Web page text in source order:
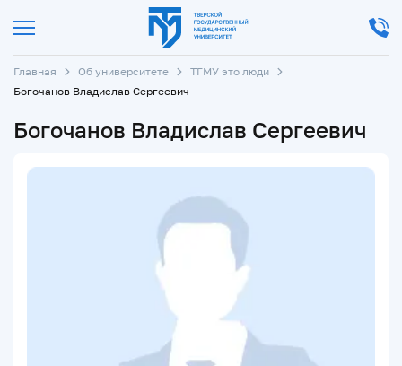
Главная Об университете
ТГМУ это люди
Богочанов Владислав Сергеевич
Богочанов Владислав Сергеевич